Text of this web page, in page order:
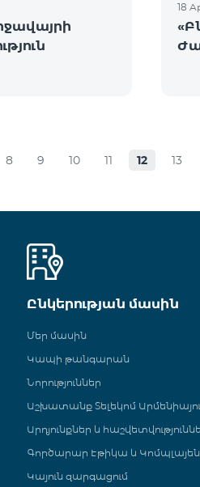
18
8 9 10 11 12 13
Ընկերության մասին
Մեր մասին
Կապի թանգարան
Նորություններ
Աշխատանք Տելեկոմ
Արդյունքներ և
Գործարար Էթիկա և
Կայուն զարգացում